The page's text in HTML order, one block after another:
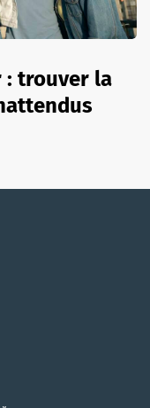
: trouver la